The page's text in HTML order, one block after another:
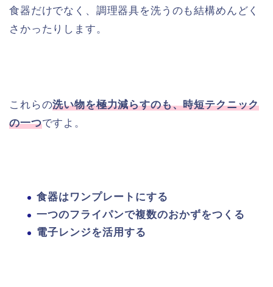
食器だけでなく、調理器具を洗うのも結構めんどく
さかったりします。
これらの洗い物を極力減らすのも、時短テクニック
の一つですよ。
食器はワンプレートにする
一つのフライパンで複数のおかずをつくる
電子レンジを活用する